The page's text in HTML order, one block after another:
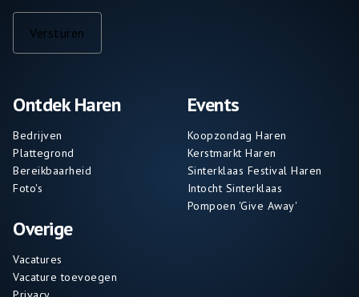
Ontdek Haren
Bedrijven
Plattegrond
Bereikbaarheid
Foto's
Overige
Vacatures
Vacature toevoegen
Events
Koopzondag Haren
Kerstmarkt Haren
Sinterklaas Festival Haren
Intocht Sinterklaas
Pompoen 'Give Away'
Versturen